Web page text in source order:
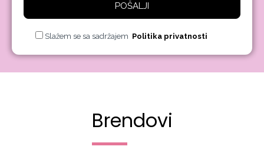
POŠALJI
Slažem se sa sadržajem Politika privatnosti
Brendovi